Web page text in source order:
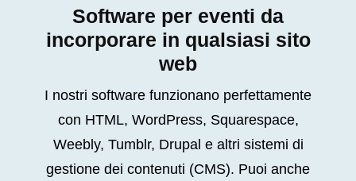
Software per eventi da
incorporare in qualsiasi sito
web
I nostri software funzionano perfettamente
con HTML, WordPress, Squarespace,
Weebly, Tumblr, Drupal e altri sistemi di
gestione dei contenuti (CMS). Puoi anche